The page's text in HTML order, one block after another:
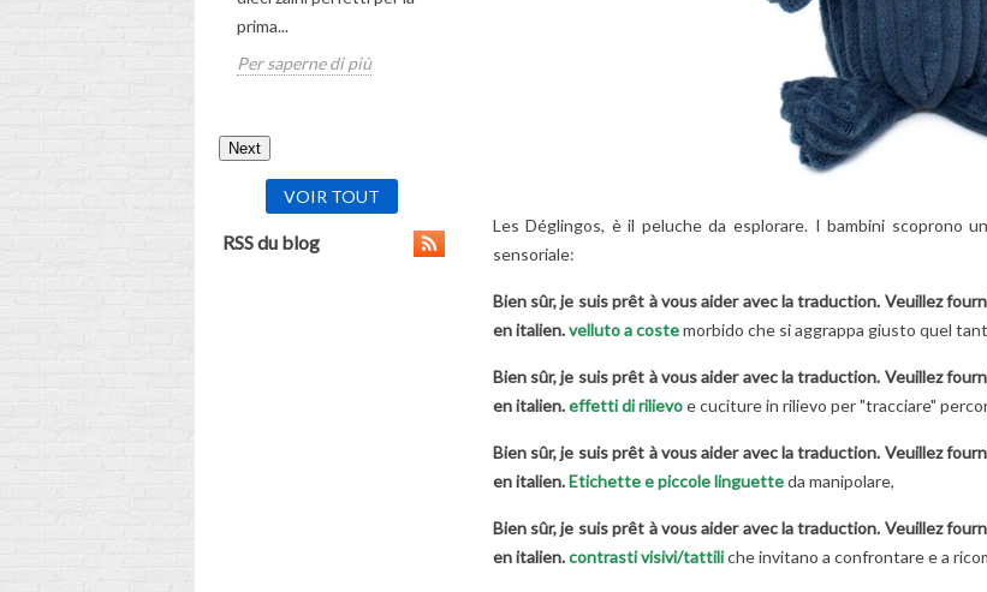
prima...
Per saperne di più
Per saperne di più
tanto ai...
Per
Next
VOIR TOUT
RSS du blog
Les Déglingos, è il peluche da esplorare. I bambini scoprono
sensoriale:
Bien sûr, je suis prêt à vous aider avec la traduction. Veuillez
en italien.velluto a costemorbido che si aggrappa giusto quel
Bien sûr, je suis prêt à vous aider avec la traduction. Veuillez
en italien.effetti di rilievoe cuciture in rilievo per "tracciare"
Bien sûr, je suis prêt à vous aider avec la traduction. Veuillez
en italien.Etichette e piccole linguetteda manipolare,
Bien sûr, je suis prêt à vous aider avec la traduction. Veuillez
en italien.contrasti visivi/tattiliche invitano a confrontare e a